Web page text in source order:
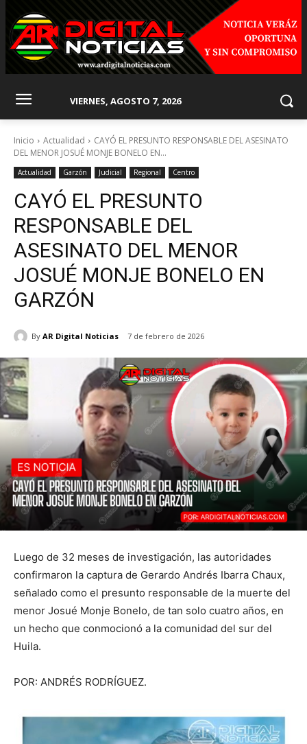
VIERNES, AGOSTO 7, 2026
Inicio Actualidad
CAYÓ EL PRESUNTO RESPONSABLE DEL ASESINATO
DEL MENOR JOSUÉ MONJE BONELO EN...
Actualidad Garzón Judicial Regional Centro
CAYÓ EL PRESUNTO
RESPONSABLE DEL
ASESINATO DEL MENOR
JOSUÉ MONJE BONELO EN
GARZÓN
By AR Digital Noticias 7 de febrero de 2026
Luego de 32 meses de investigación, las autoridades
confirmaron la captura de Gerardo Andrés Ibarra Chaux,
señalado como el presunto responsable de la muerte del
menor Josué Monje Bonelo, de tan solo cuatro años, en
un hecho que conmocionó a la comunidad del sur del
Huila.
POR: ANDRÉS RODRÍGUEZ.